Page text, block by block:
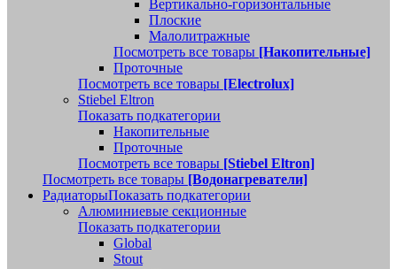
Вертикально-горизонтальные
Плоские
Малолитражные
Посмотреть все товары [Накопительные]
Проточные
Посмотреть все товары [Electrolux]
Stiebel Eltron
Показать подкатегории
Накопительные
Проточные
Посмотреть все товары [Stiebel Eltron]
Посмотреть все товары [Водонагреватели]
РадиаторыПоказать подкатегории
Алюминиевые секционные
Показать подкатегории
Global
Stout